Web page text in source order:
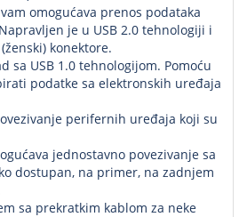
omogućava prenos podataka
je u USB 2.0 tehnologiji i
konektore.
sa USB 1.0 tehnologijom. Pomoću
podatke sa elektronskih uređaja
perifernih uređaja koji su
jednostavno povezivanje sa
dostupan, na primer, na zadnjem
sa prekratkim kablom za neke